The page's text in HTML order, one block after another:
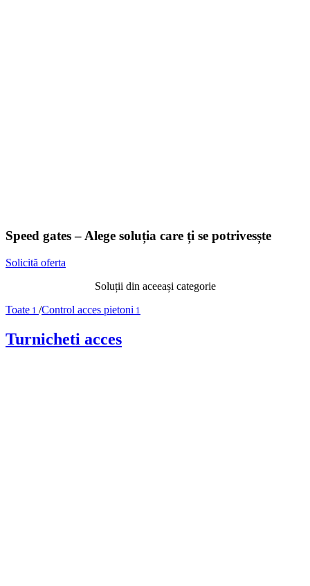
Speed gates – Alege soluția care ți se potrivesște
Solicită oferta
Soluții din aceeași categorie
Toate 1 /Control acces pietoni 1
Turnicheti acces